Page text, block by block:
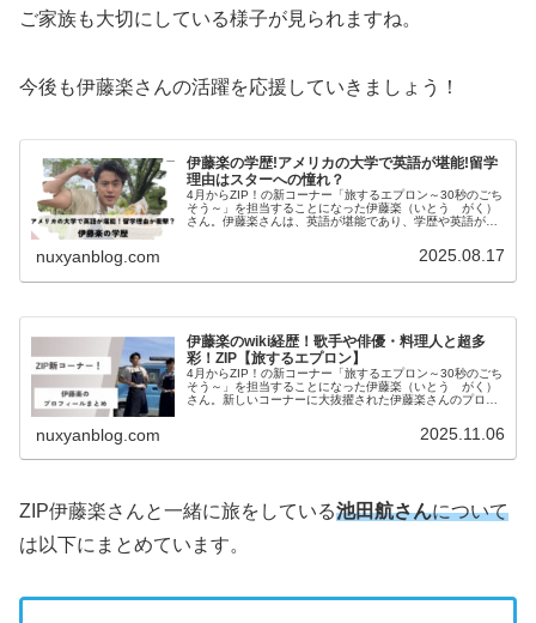
ご家族も大切にしている様子が見られますね。
今後も伊藤楽さんの活躍を応援していきましょう！
伊藤楽の学歴!アメリカの大学で英語が堪能!留学
理由はスターへの憧れ？
4月からZIP！の新コーナー「旅するエプロン～30秒のごち
そう～」を担当することになった伊藤楽（いとう がく）
さん。伊藤楽さんは、英語が堪能であり、学歴や英語が堪
nuxyanblog.com 2025.08.17
伊藤楽のwiki経歴！歌手や俳優・料理人と超多
彩！ZIP【旅するエプロン】
4月からZIP！の新コーナー「旅するエプロン～30秒のごち
そう～」を担当することになった伊藤楽（いとう がく）
さん。新しいコーナーに大抜擢された伊藤楽さんのプロフ
nuxyanblog.com 2025.11.06
ZIP伊藤楽さんと一緒に旅をしている池田航さんについて
は以下にまとめています。